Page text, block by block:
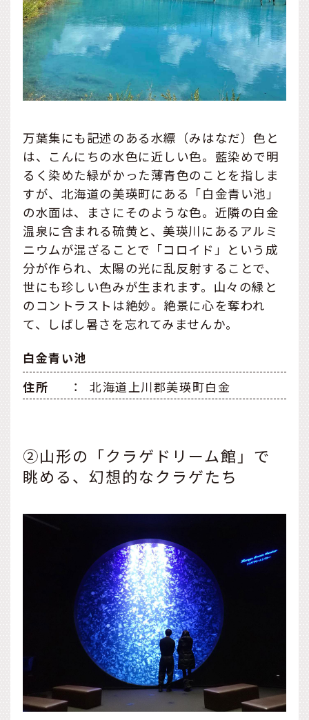
万葉集にも記述のある水縹（みはなだ）色と
は、こんにちの水色に近しい色。藍染めで明
るく染めた緑がかった薄青色のことを指しま
すが、北海道の美瑛町にある「白金青い池」
の水面は、まさにそのような色。近隣の白金
温泉に含まれる硫黄と、美瑛川にあるアルミ
ニウムが混ざることで「コロイド」という成
分が作られ、太陽の光に乱反射することで、
世にも珍しい色みが生まれます。山々の緑と
のコントラストは絶妙。絶景に心を奪われ
て、しばし暑さを忘れてみませんか。
白金青い池
住所
： 北海道上川郡美瑛町白金
②山形の「クラゲドリーム館」で
眺める、幻想的なクラゲたち